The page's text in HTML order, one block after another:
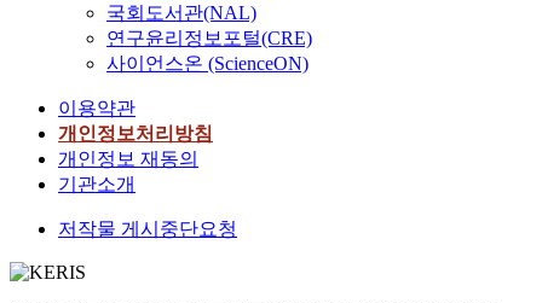
국회도서관(NAL)
연구윤리정보포털(CRE)
사이언스온 (ScienceON)
이용약관
개인정보처리방침
개인정보 재동의
기관소개
저작물 게시중단요청